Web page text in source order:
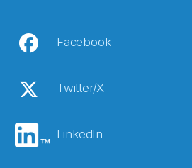
Facebook
Twitter/X
LinkedIn